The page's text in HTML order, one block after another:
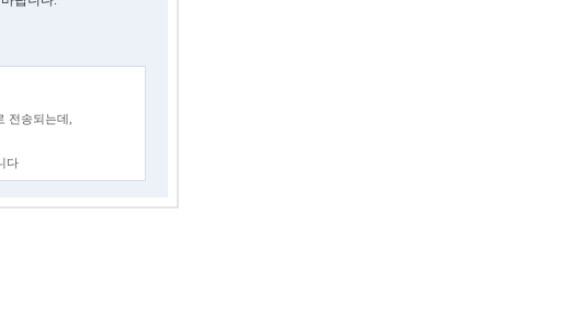
전송되는데,
다